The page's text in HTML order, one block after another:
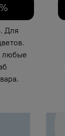
Для
любые